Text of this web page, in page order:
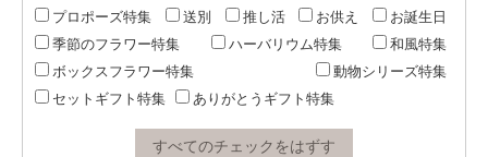
プロポーズ特集 送別 推し活 お供え
お誕生日
季節のフラワー特集
ハーバリウム特集
和風特集
ボックスフラワー特集
動物シリーズ特集
セットギフト特集
ありがとうギフト特集
すべてのチェックをはずす